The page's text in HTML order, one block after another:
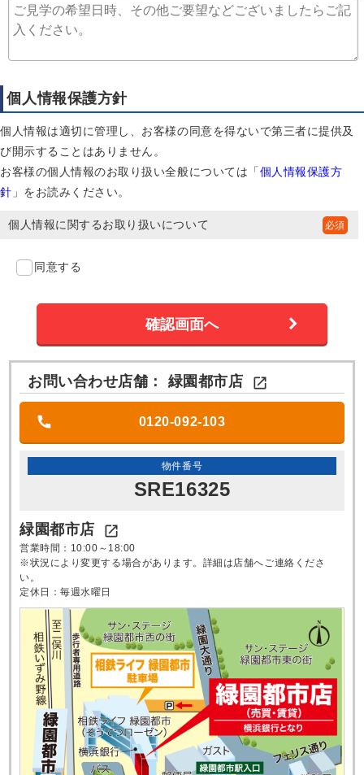
個人情報保護方針
個人情報は適切に管理し、お客様の同意を得ないで第三者に提供及
び開示することはありません。
お客様の個人情報のお取り扱い全般については「個人情報保護方
針 」をお読みください。
個人情報に関するお取り扱いについて
同意する
お問い合わせ店舗： 緑園都市店 
0120-092-103
物件番号
SRE16325
緑園都市店 
営業時間：10:00～18:00
※状況により変更する場合があります。詳細は店舗へご連絡くださ
い。
定休日：毎週水曜日